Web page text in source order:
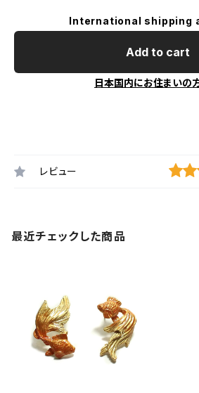
International shipping
Add to cart
日本国内にお住まいの
レビュー
最近チェックした商品